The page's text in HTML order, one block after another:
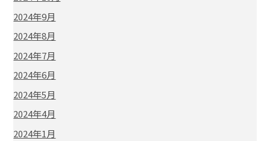
2024年9月
2024年8月
2024年7月
2024年6月
2024年5月
2024年4月
2024年1月